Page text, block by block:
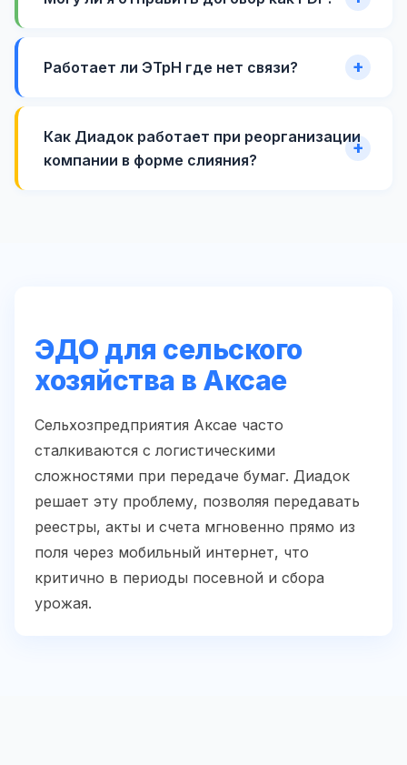
Работает ли ЭТрН где нет связи?
Как Диадок работает при реорганизации
компании в форме слияния?
ЭДО для сельского
хозяйства в Аксае
Сельхозпредприятия Аксае часто
сталкиваются с логистическими
сложностями при передаче бумаг. Диадок
решает эту проблему, позволяя передавать
реестры, акты и счета мгновенно прямо из
поля через мобильный интернет, что
критично в периоды посевной и сбора
урожая.